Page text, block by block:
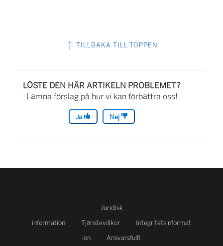
TILLBAKA TILL TOPPEN
LÖSTE DEN HÄR ARTIKELN PROBLEMET?
Lämna förslag på hur vi kan förbättra oss!
Ja Nej
Juridisk
information
Tjänstevillkor
Integritetsinformat
ion
Ansvarsfullt